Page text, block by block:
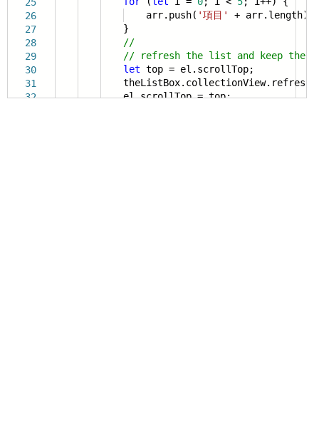
26
27
28
29
30
31
32
arr.push( '項目'
+ arr.length);
}
//
// refresh the list and keep the
let top = el.scrollTop;
el.scrollTop = top;